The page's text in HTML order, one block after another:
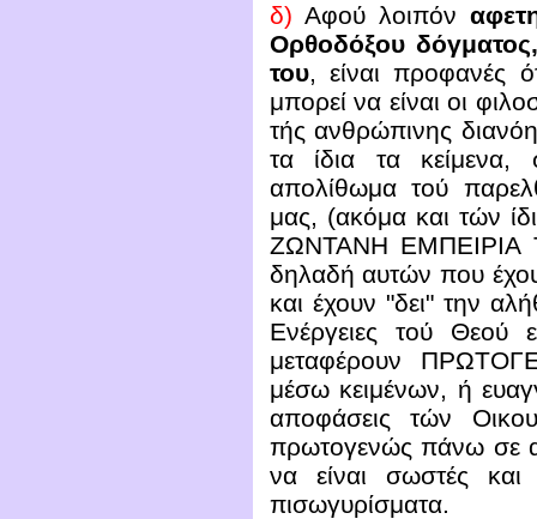
δ) Αφού λοιπόν
Ορθοδόξου
του, είναι προφανές
μπορεί να είναι οι
τής ανθρώπινης
τα ίδια τα
απολίθωμα τού
μας, (ακόμα και τών
ΖΩΝΤΑΝΗ ΕΜΠΕΙΡΙΑ
δηλαδή αυτών που
και έχουν "δει" την
Ενέργειες τού Θεού
μεταφέρουν
μέσω κειμένων, ή
αποφάσεις τών
πρωτογενώς πάνω σε
να είναι σωστές και
πισωγυρίσματα.